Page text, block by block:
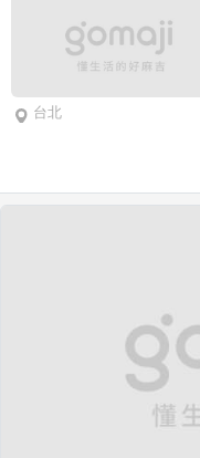
台北